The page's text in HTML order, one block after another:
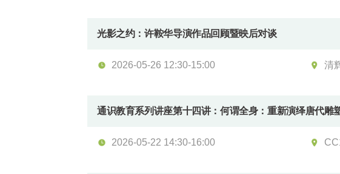
光影之约：许鞍华导演作品回顾暨映后对谈
2026-05-26 12:30-15:00 清
通识教育系列讲座第十四讲：何谓全身：重新演绎唐代雕
2026-05-22 14:30-16:00